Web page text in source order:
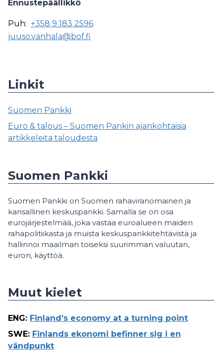
Ennustepäällikkö
Puh: +358 9 183 2596
juuso.vanhala@bof.fi
Linkit
Suomen Pankki
Euro & talous – Suomen Pankin ajankohtaisia
artikkeleita taloudesta
Suomen Pankki
Suomen Pankki on Suomen rahaviranomainen ja
kansallinen keskuspankki. Samalla se on osa
eurojärjestelmää, joka vastaa euroalueen maiden
rahapolitiikasta ja muista keskuspankkitehtävistä ja
hallinnoi maailman toiseksi suurimman valuutan,
euron, käyttöä.
Muut kielet
ENG: Finland’s economy at a turning point
SWE: Finlands ekonomi befinner sig i en
vändpunkt